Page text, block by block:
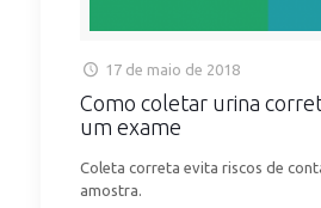
17 de maio de 2018
Como coletar urina
um exame
Coleta correta evita riscos de
amostra.